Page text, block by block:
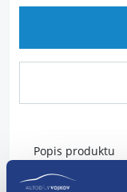
Popis produktu